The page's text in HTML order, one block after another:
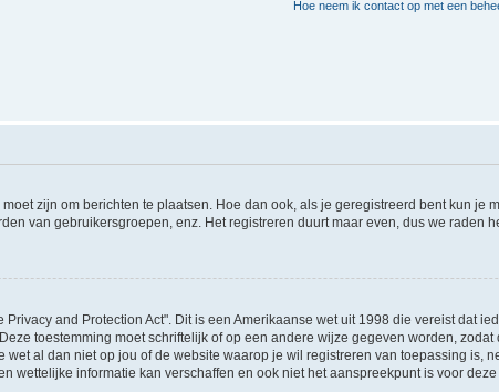
Hoe neem ik contact op met een
zijn om berichten te plaatsen. Hoe dan ook, als je geregistreerd bent kun je
van gebruikersgroepen, enz. Het registreren duurt maar even, dus we raden
Privacy and Protection Act". Dit is een Amerikaanse wet uit 1998 die vereist dat
toestemming moet schriftelijk of op een andere wijze gegeven worden,
al dan niet op jou of de website waarop je wil registreren van toepassing is,
wettelijke informatie kan verschaffen en ook niet het aanspreekpunt is voor